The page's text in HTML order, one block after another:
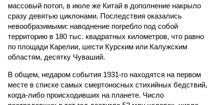
массовый потоп, в июле же Китай в дополнение накрыло
сразу девятью циклонами. Последствия оказались
невообразимыми: наводнение погребло под собой
территорию в 180 тыс. квадратных километров, что равно
по площади Карелии, шести Курским или Калужским
областям, десятку Чуваший.
В общем, недаром события 1931-го находятся на первом
месте в списке самых смертоносных стихийных бедствий,
когда-либо происходивших на планете. Число